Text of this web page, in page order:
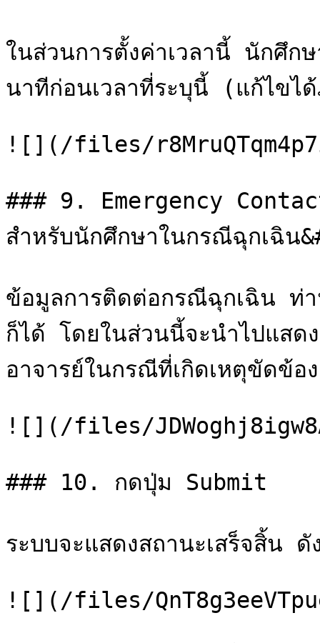
ในส่วนการตั้งค่าเวลานี้ นักศึ
นาทีก่อนเวลาที่ระบุนี้ (แก้ไข
![](/files/
### 9. Emergency
สำหรับนักศึกษาในกรณีฉุกเฉิน
ข้อมูลการติดต่อกรณีฉุกเฉิน ท่า
ก็ได้ โดยในส่วนนี้จะนำไปแสด
อาจารย์ในกรณีที่เกิดเหตุขัดข้อ
![](/files/
### 10. กดปุ่ม Submit
ระบบจะแสดงสถานะเสร็จสิ้น
![](/files/